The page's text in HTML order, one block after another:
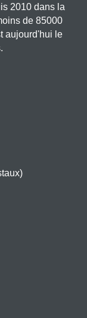
2010 dans la
de 85000
aujourd'hui le